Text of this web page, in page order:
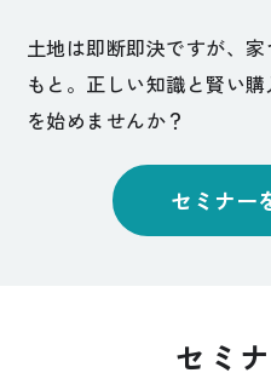
土地は即断即決ですが、
もと。正しい知識と賢い
を始めませんか？
セミナー
セミ